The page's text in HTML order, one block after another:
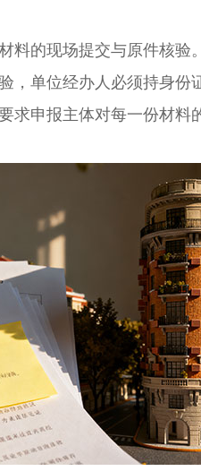
的现场提交与原件核验
，单位经办人必须持身份
求申报主体对每一份材料